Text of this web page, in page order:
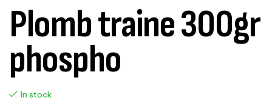
Plomb traine 300gr
phospho
In stock